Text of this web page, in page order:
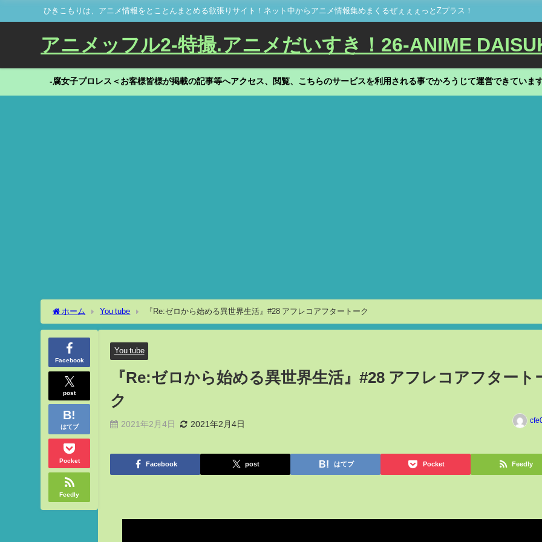
ひきこもりは、アニメ情報をとことんまとめる欲張りサイト！ネット中からアニメ情報集めまくるぜぇぇぇっとZプラス！
アニメッフル2-特撮.アニメだいすき！26-ANIME
-腐女子プロレス＜お客様皆様が掲載の記事等へアクセス、閲覧、こちらのサービスを利用される事でかろうじて運営できていま
ホーム You tube 『Re:ゼロから始める異世界生活』#28 アフレコアフタートーク
Facebook
post
はてブ
Pocket
Feedly
You tube
『Re:ゼロから始める異世界生活』#28 アフレコアフタート
ク
2021年2月4日 2021年2月4日
Facebook post はてブ Pocket Feedly